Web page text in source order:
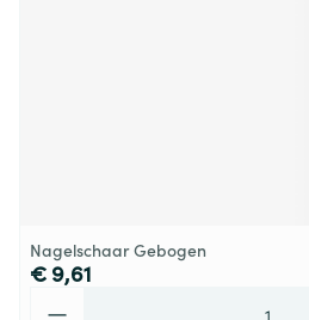
Nagelschaar Gebogen
€ 9,61